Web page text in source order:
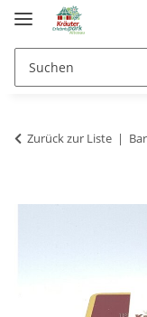
Zurück zur Liste